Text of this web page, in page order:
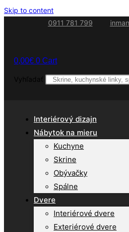
Skip to content
0911 781 799
0,00€ 0 Cart
Vyhľadať
Interiérový dizajn
Nábytok na mieru
Kuchyne
Skrine
Obývačky
Spálne
Dvere
Interiérové dvere
Exteriérové dvere